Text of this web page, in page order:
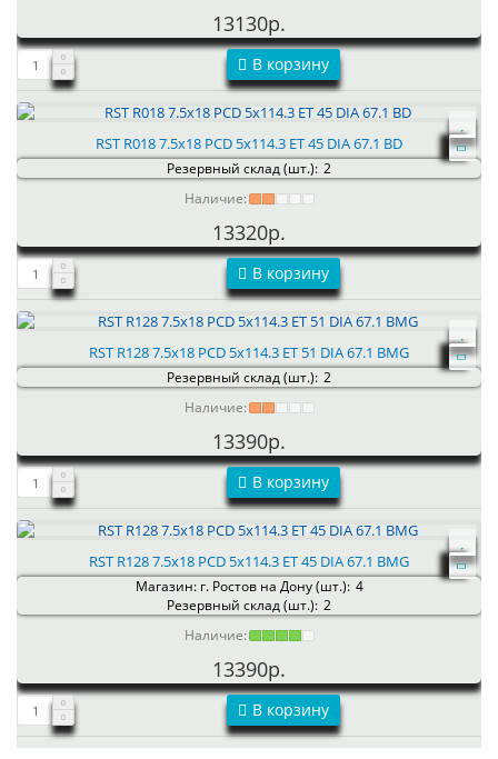
13130р.
В корзину
RST R018 7.5x18 PCD 5x114.3 ET 45 DIA 67.1 BD
Резервный склад (шт.): 2
Наличие:
13320р.
В корзину
RST R128 7.5x18 PCD 5x114.3 ET 51 DIA 67.1 BMG
Резервный склад (шт.): 2
Наличие:
13390р.
В корзину
RST R128 7.5x18 PCD 5x114.3 ET 45 DIA 67.1 BMG
Магазин: г. Ростов на Дону (шт.): 4
Резервный склад (шт.): 2
Наличие:
13390р.
В корзину